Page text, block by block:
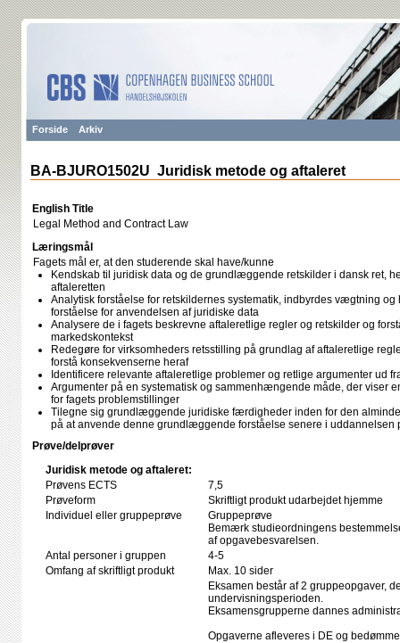
Forside Arkiv
BA-BJURO1502U Juridisk metode og aftaleret
English Title
Legal Method and Contract Law
Læringsmål
Fagets mål er, at den studerende skal have/kunne
Kendskab til juridisk data og de grundlæggende retskilder i dansk ret,
aftaleretten
Analytisk forståelse for retskildernes systematik, indbyrdes vægtning
forståelse for anvendelsen af juridiske data
Analysere de i fagets beskrevne aftaleretlige regler og retskilder og
markedskontekst
Redegøre for virksomheders retsstilling på grundlag af aftaleretlige
forstå konsekvenserne heraf
Identificere relevante aftaleretlige problemer og retlige argumenter ud
Argumenter på en systematisk og sammenhængende måde, der viser
for fagets problemstillinger
Tilegne sig grundlæggende juridiske færdigheder inden for den
på at anvende denne grundlæggende forståelse senere i uddannelsen
Prøve/delprøver
Juridisk metode og aftaleret:
Prøvens ECTS
7,5
Prøveform
Skriftligt produkt udarbejdet hjemme
Individuel eller gruppeprøve
Gruppeprøve
Bemærk studieordningens
af opgavebesvarelsen.
Antal personer i gruppen
4-5
Omfang af skriftligt produkt
Max. 10 sider
Eksamen består af 2 gruppeopgaver,
undervisningsperioden.
Eksamensgrupperne dannes
Opgaverne afleveres i DE og